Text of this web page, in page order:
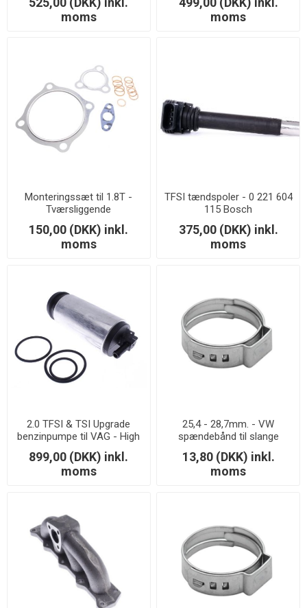
moms
moms
Monteringssæt til 1.8T -
Tværsliggende
150,00 (DKK) inkl.
moms
TFSI tændspoler - 0 221 604
115 Bosch
375,00 (DKK) inkl.
moms
2.0 TFSI & TSI Upgrade
benzinpumpe til VAG - High
flow
899,00 (DKK) inkl.
moms
25,4 - 28,7mm. - VW
spændebånd til slange
13,80 (DKK) inkl.
moms